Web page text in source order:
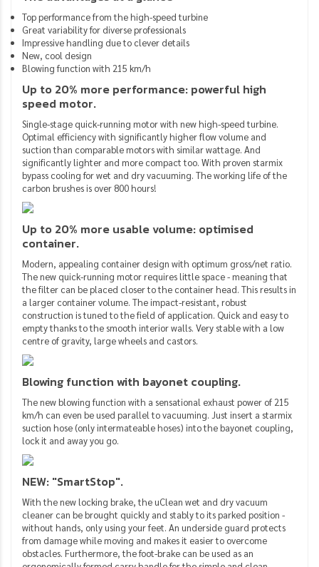
Top performance from the high-speed turbine
Great variability for diverse professionals
Impressive handling due to clever details
New, cool design
Blowing function with 215 km/h
Up to 20% more performance: powerful high
speed motor.
Single-stage quick-running motor with new high-speed turbine.
Optimal efficiency with significantly higher flow volume and
suction than comparable motors with similar wattage. And
significantly lighter and more compact too. With proven starmix
bypass cooling for wet and dry vacuuming. The working life of the
carbon brushes is over 800 hours!
Up to 20% more usable volume: optimised
container.
Modern, appealing container design with optimum gross/net ratio.
The new quick-running motor requires little space - meaning that
the filter can be placed closer to the container head. This results in
a larger container volume. The impact-resistant, robust
construction is tuned to the field of application. Quick and easy to
empty thanks to the smooth interior walls. Very stable with a low
centre of gravity, large wheels and castors.
Blowing function with bayonet coupling.
The new blowing function with a sensational exhaust power of 215
km/h can even be used parallel to vacuuming. Just insert a starmix
suction hose (only intermateable hoses) into the bayonet coupling,
lock it and away you go.
NEW: "SmartStop".
With the new locking brake, the uClean wet and dry vacuum
cleaner can be brought quickly and stably to its parked position -
without hands, only using your feet. An underside guard protects
from damage while moving and makes it easier to overcome
obstacles. Furthermore, the foot-brake can be used as an